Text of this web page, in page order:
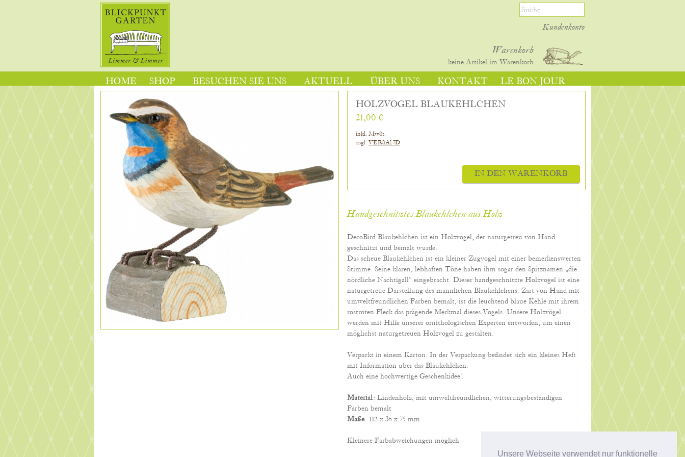
Unsere Webseite verwendet nur funktionelle
Kundenkonto
Warenkorb
keine Artikel im Warenkorb
HOME SHOP BESUCHEN SIE UNS AKTUELL ÜBER UNS KONTAKT LE BON JOUR
HOLZVOGEL BLAUKEHLCHEN
21,00 €
inkl. MwSt.
zzgl. VERSAND
IN DEN WARENKORB
Handgeschnitztes Blaukehlchen aus Holz
DecoBird Blaukehlchen ist ein Holzvogel, der naturgetreu von Hand
geschnitzt und bemalt wurde.
Das scheue Blaukehlchen ist ein kleiner Zugvogel mit einer bemerkenswerten
Stimme. Seine klaren, lebhaften Töne haben ihm sogar den Spitznamen „die
nördliche Nachtigall“ eingebracht. Dieser handgeschnitzte Holzvogel ist eine
naturgetreue Darstellung des männlichen Blaukehlchens. Zart von Hand mit
umweltfreundlichen Farben bemalt, ist die leuchtend blaue Kehle mit ihrem
rostroten Fleck das prägende Merkmal dieses Vogels. Unsere Holzvögel
werden mit Hilfe unserer ornithologischen Experten entworfen, um einen
möglichst naturgetreuen Holzvogel zu gestalten.
Verpackt in einem Karton. In der Verpackung befindet sich ein kleines Heft
mit Information über das Blaukehlchen.
Auch eine hochwertige Geschenkidee!
Material: Lindenholz, mit umweltfreundlichen, witterungsbeständigen
Farben bemalt
Maße: 112 x 36 x 75 mm
Kleinere Farbabweichungen möglich